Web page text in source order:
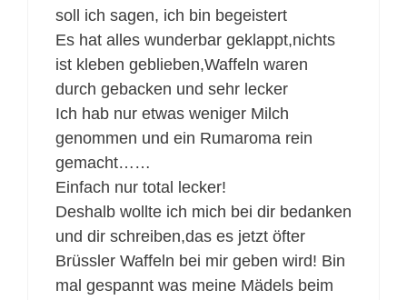
soll ich sagen, ich bin begeistert
Es hat alles wunderbar geklappt,nichts
ist kleben geblieben,Waffeln waren
durch gebacken und sehr lecker
Ich hab nur etwas weniger Milch
genommen und ein Rumaroma rein
gemacht……
Einfach nur total lecker!
Deshalb wollte ich mich bei dir bedanken
und dir schreiben,das es jetzt öfter
Brüssler Waffeln bei mir geben wird! Bin
mal gespannt was meine Mädels beim